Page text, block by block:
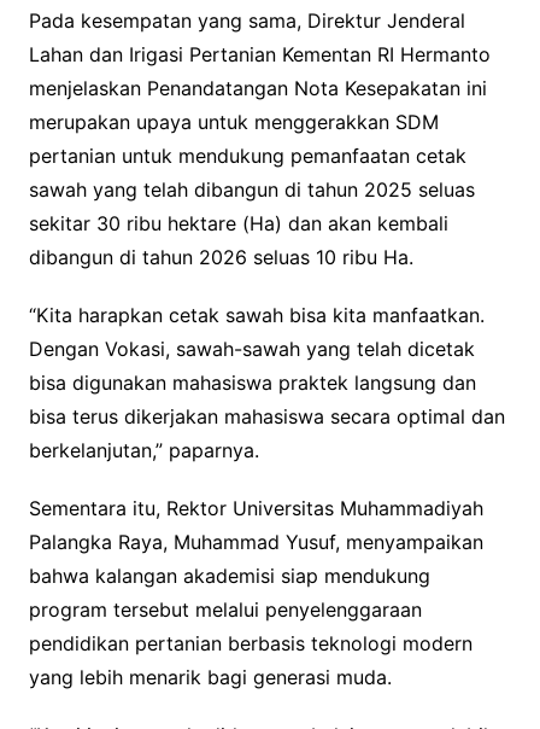
Pada kesempatan yang sama, Direktur Jenderal
Lahan dan Irigasi Pertanian Kementan RI Hermanto
menjelaskan Penandatangan Nota Kesepakatan ini
merupakan upaya untuk menggerakkan SDM
pertanian untuk mendukung pemanfaatan cetak
sawah yang telah dibangun di tahun 2025 seluas
sekitar 30 ribu hektare (Ha) dan akan kembali
dibangun di tahun 2026 seluas 10 ribu Ha.
“Kita harapkan cetak sawah bisa kita manfaatkan.
Dengan Vokasi, sawah-sawah yang telah dicetak
bisa digunakan mahasiswa praktek langsung dan
bisa terus dikerjakan mahasiswa secara optimal dan
berkelanjutan,” paparnya.
Sementara itu, Rektor Universitas Muhammadiyah
Palangka Raya, Muhammad Yusuf, menyampaikan
bahwa kalangan akademisi siap mendukung
program tersebut melalui penyelenggaraan
pendidikan pertanian berbasis teknologi modern
yang lebih menarik bagi generasi muda.